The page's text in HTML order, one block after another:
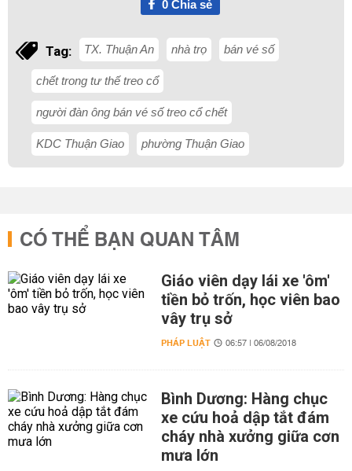
0Chia sẻ
Tag: TX. Thuận An nhà trọ bán vé số
chết trong tư thế treo cổ
người đàn ông bán vé số treo cổ chết
KDC Thuận Giao phường Thuận Giao
CÓ THỂ BẠN QUAN TÂM
Giáo viên dạy lái xe 'ôm'
tiền bỏ trốn, học viên bao
vây trụ sở
PHÁP LUẬT 06:57 | 06/08/2018
Bình Dương: Hàng chục
xe cứu hoả dập tắt đám
cháy nhà xưởng giữa cơn
mưa lớn